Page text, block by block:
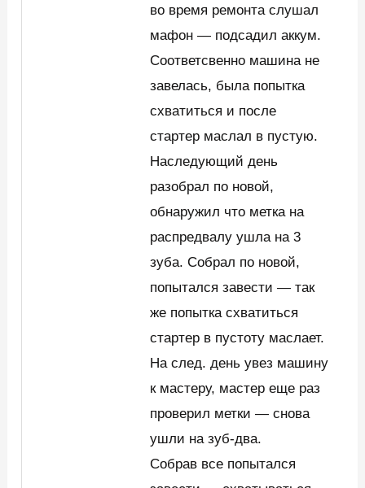
во время ремонта слушал
мафон — подсадил аккум.
Соответсвенно машина не
завелась, была попытка
схватиться и после
стартер маслал в пустую.
Наследующий день
разобрал по новой,
обнаружил что метка на
распредвалу ушла на 3
зуба. Собрал по новой,
попытался завести — так
же попытка схватиться
стартер в пустоту маслает.
На след. день увез машину
к мастеру, мастер еще раз
проверил метки — снова
ушли на зуб-два.
Собрав все попытался